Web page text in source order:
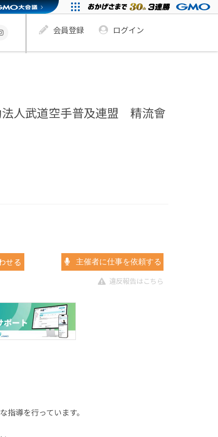
会員登録 ログイン
人武道空手普及連盟 精流會
せる 主催者に仕事を依頼する
違反報告はこちら
導を行っています。